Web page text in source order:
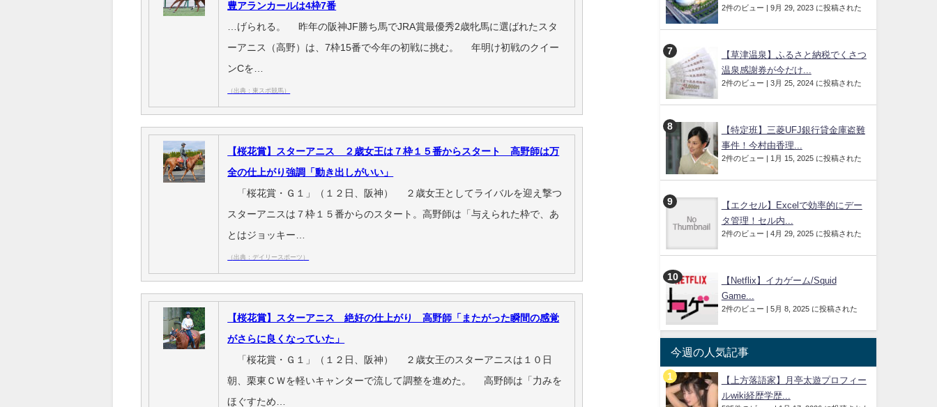
豊アランカールは4枠7番
…げられる。 昨年の阪神JF勝ち馬でJRA賞最優秀2歳牝馬に選ばれたスタ
ーアニス（高野）は、7枠15番で今年の初戦に挑む。 年明け初戦のクイー
ンCを…
（出典：東スポ競馬）
【桜花賞】スターアニス ２歳女王は７枠１５番からスタート 高野師は万
全の仕上がり強調「動き出しがいい」
「桜花賞・Ｇ１」（１２日、阪神） ２歳女王としてライバルを迎え撃つ
スターアニスは７枠１５番からのスタート。高野師は「与えられた枠で、あ
とはジョッキー…
（出典：デイリースポーツ）
【桜花賞】スターアニス 絶好の仕上がり 高野師「またがった瞬間の感覚
がさらに良くなっていた」
「桜花賞・Ｇ１」（１２日、阪神） ２歳女王のスターアニスは１０日
朝、栗東ＣＷを軽いキャンターで流して調整を進めた。 高野師は「力みを
ほぐすため…
2件のビュー | 9月 29, 2023 に投稿された
【草津温泉】ふるさと納税でくさつ
温泉感謝券が今だけ...
2件のビュー | 3月 25, 2024 に投稿された
【特定班】三菱UFJ銀行貸金庫盗難
事件！今村由香理...
2件のビュー | 1月 15, 2025 に投稿された
【エクセル】Excelで効率的にデー
タ管理！セル内...
2件のビュー | 4月 29, 2025 に投稿された
【Netflix】イカゲーム/Squid
Game...
2件のビュー | 5月 8, 2025 に投稿された
今週の人気記事
【上方落語家】月亭太遊プロフィー
ルwiki経歴学歴...